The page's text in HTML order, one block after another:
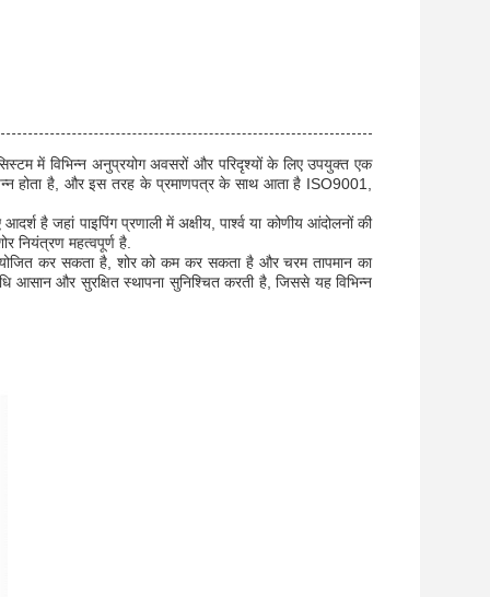
में विभिन्न अनुप्रयोग अवसरों और परिदृश्यों के लिए उपयुक्त एक
होता है, और इस तरह के प्रमाणपत्र के साथ आता है ISO9001,
है जहां पाइपिंग प्रणाली में अक्षीय, पार्श्व या कोणीय आंदोलनों की
नियंत्रण महत्वपूर्ण है.
कर सकता है, शोर को कम कर सकता है और चरम तापमान का
आसान और सुरक्षित स्थापना सुनिश्चित करती है, जिससे यह विभिन्न